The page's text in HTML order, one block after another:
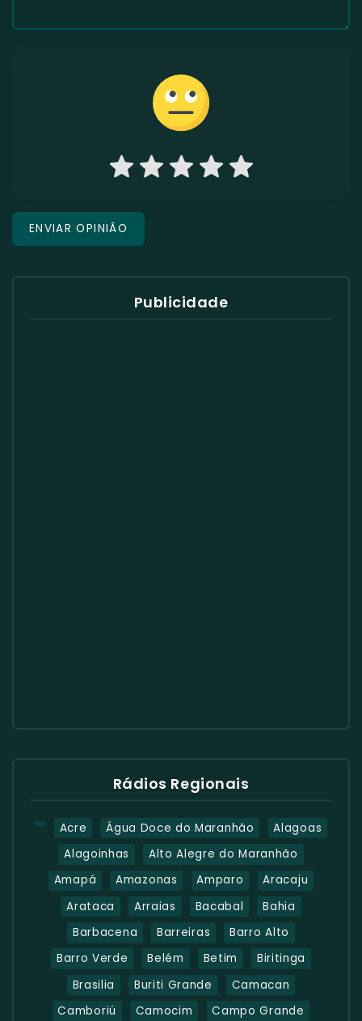
Publicidade
Rádios Regionais
Acre Água Doce do Maranhão
Alagoas
Alagoinhas
Alto Alegre do Maranhão
Amapá
Amazonas Amparo
Aracaju
Arataca
Arraias Bacabal
Bahia
Barbacena
Barreiras
Barro Alto
Barro Verde
Belém Betim
Biritinga
Brasilia
Buriti Grande
Camacan
Camboriú
Camocim Campo Grande